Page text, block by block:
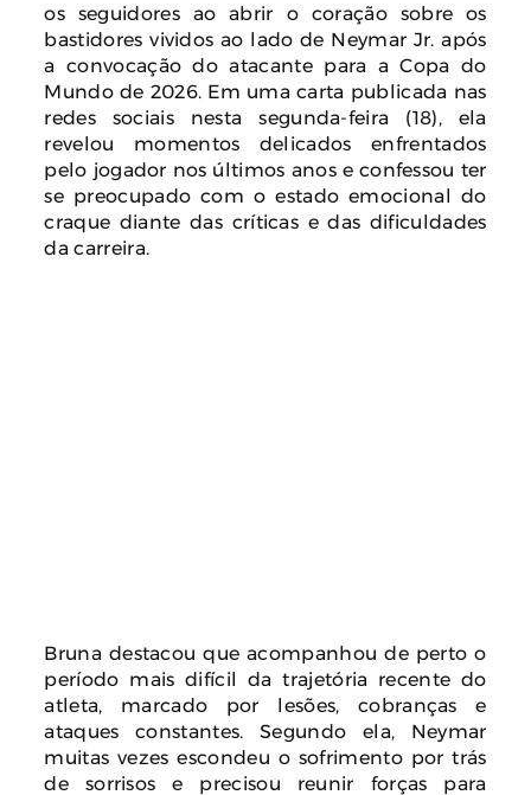
os seguidores ao abrir o coração sobre os
bastidores vividos ao lado de Neymar Jr. após
a convocação do atacante para a Copa do
Mundo de 2026. Em uma carta publicada nas
redes sociais nesta segunda-feira (18), ela
revelou momentos delicados enfrentados
pelo jogador nos últimos anos e confessou ter
se preocupado com o estado emocional do
craque diante das críticas e das dificuldades
da carreira.
Bruna destacou que acompanhou de perto o
período mais difícil da trajetória recente do
atleta, marcado por lesões, cobranças e
ataques constantes. Segundo ela, Neymar
muitas vezes escondeu o sofrimento por trás
de sorrisos e precisou reunir forças para